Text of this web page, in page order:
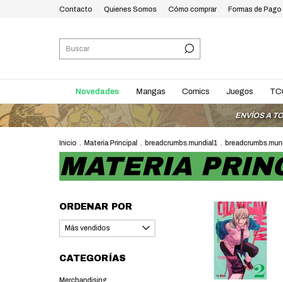
Contacto Quienes Somos Cómo comprar Formas de Pago
Novedades Mangas Comics Juegos
ENVÍOS A TODO EL PAÍS Y EL
Inicio . Materia Principal . breadcrumbs.mundial1 .
MATERIA
ORDENAR POR
CATEGORÍAS
Merchandising